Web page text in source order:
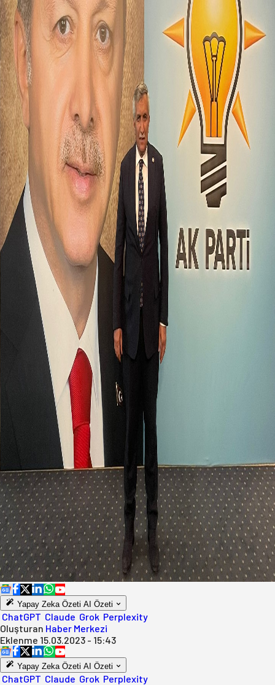
Yapay Zeka Özeti AI Özeti
ChatGPT Claude Grok Perplexity
Oluşturan Haber Merkezi
Eklenme 15.03.2023 - 15:43
Yapay Zeka Özeti AI Özeti
ChatGPT Claude Grok Perplexity